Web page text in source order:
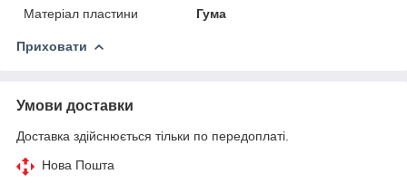
Матеріал пластини
Гума
Приховати
Умови доставки
Доставка здійснюється тільки по передоплаті.
Нова Пошта